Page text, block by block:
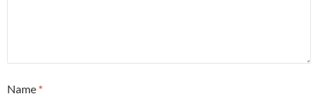
Name *